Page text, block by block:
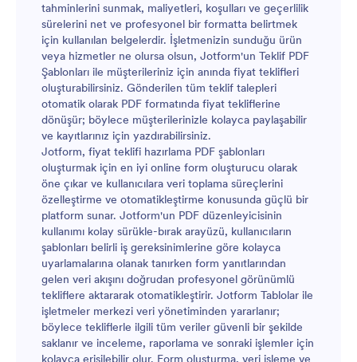
tahminlerini sunmak, maliyetleri, koşulları ve geçerlilik
sürelerini net ve profesyonel bir formatta belirtmek
için kullanılan belgelerdir. İşletmenizin sunduğu ürün
veya hizmetler ne olursa olsun, Jotform'un Teklif PDF
Şablonları ile müşterileriniz için anında fiyat teklifleri
oluşturabilirsiniz. Gönderilen tüm teklif talepleri
otomatik olarak PDF formatında fiyat tekliflerine
dönüşür; böylece müşterilerinizle kolayca paylaşabilir
ve kayıtlarınız için yazdırabilirsiniz.
Jotform, fiyat teklifi hazırlama PDF şablonları
oluşturmak için en iyi online form oluşturucu olarak
öne çıkar ve kullanıcılara veri toplama süreçlerini
özelleştirme ve otomatikleştirme konusunda güçlü bir
platform sunar. Jotform'un PDF düzenleyicisinin
kullanımı kolay sürükle-bırak arayüzü, kullanıcıların
şablonları belirli iş gereksinimlerine göre kolayca
uyarlamalarına olanak tanırken form yanıtlarından
gelen veri akışını doğrudan profesyonel görünümlü
tekliflere aktararak otomatikleştirir. Jotform Tablolar ile
işletmeler merkezi veri yönetiminden yararlanır;
böylece tekliflerle ilgili tüm veriler güvenli bir şekilde
saklanır ve inceleme, raporlama ve sonraki işlemler için
kolayca erişilebilir olur. Form oluşturma, veri işleme ve